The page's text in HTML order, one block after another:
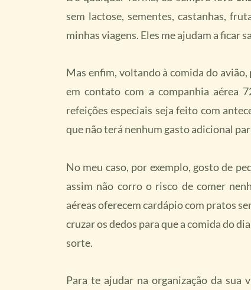
sem lactose, sementes, castanhas,
minhas viagens. Eles me ajudam a ficar
Mas enfim, voltando à comida do avião,
em contato com a companhia aérea
refeições especiais seja feito com
que não terá nenhum gasto adicional
No meu caso, por exemplo, gosto de
assim não corro o risco de comer
aéreas oferecem cardápio com pratos
cruzar os dedos para que a comida do
sorte.
Para te ajudar na organização da sua